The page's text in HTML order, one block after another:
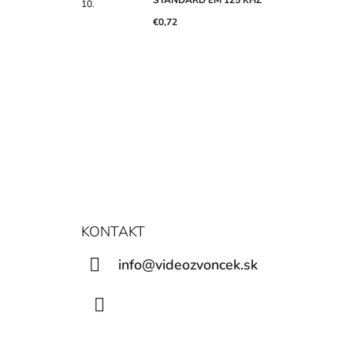
€0,72
KONTAKT
info@videozvoncek.sk